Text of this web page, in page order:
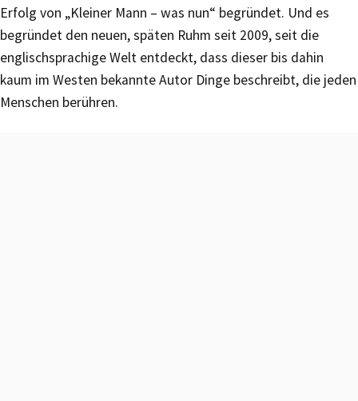
Erfolg von „Kleiner Mann – was nun“ begründet. Und es
begründet den neuen, späten Ruhm seit 2009, seit die
englischsprachige Welt entdeckt, dass dieser bis dahin
kaum im Westen bekannte Autor Dinge beschreibt, die jeden
Menschen berühren.